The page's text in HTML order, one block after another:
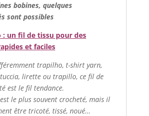
bobines, quelques
sont possibles
: un fil de tissu pour des
et faciles
trapilho, t-shirt yarn,
lirette ou trapillo, ce fil de
est le fil tendance.
le plus souvent crocheté, mais il
être tricoté, tissé, noué…